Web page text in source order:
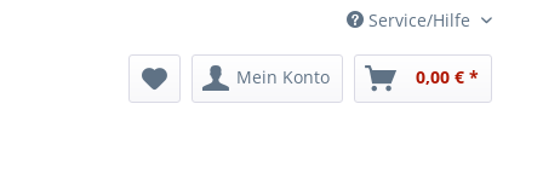
Service/Hilfe
Mein Konto 0,00 € *